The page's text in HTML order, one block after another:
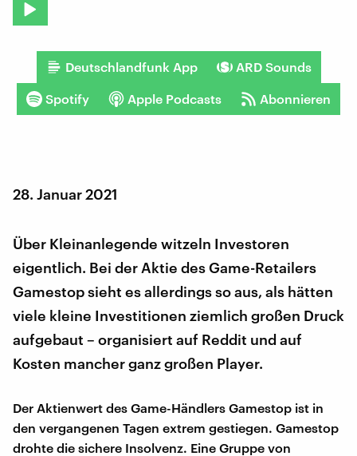
Deutschlandfunk App ARD Sounds
Spotify Apple Podcasts Abonnieren
28. Januar 2021
Über Kleinanlegende witzeln Investoren
eigentlich. Bei der Aktie des Game-Retailers
Gamestop sieht es allerdings so aus, als hätten
viele kleine Investitionen ziemlich großen Druck
aufgebaut – organisiert auf Reddit und auf
Kosten mancher ganz großen Player.
Der Aktienwert des Game-Händlers Gamestop ist in
den vergangenen Tagen extrem gestiegen. Gamestop
drohte die sichere Insolvenz. Eine Gruppe von